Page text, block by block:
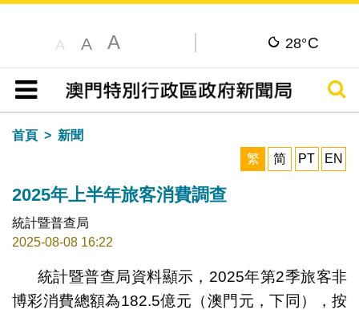
A A A 28°C
目錄
搜尋
首頁
新聞
繁
简 PT EN
2025年上半年旅客消費調查
統計暨普查局
2025-08-08 16:22
統計暨普查局資料顯示，2025年第2季旅客非
博彩消費總額為182.5億元（澳門元，下同），按